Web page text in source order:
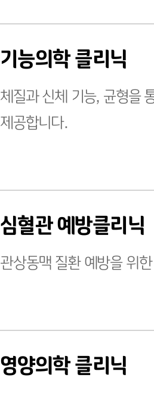
기능의학 클리닉
체질과 신체 기능, 균형을
제공합니다.
심혈관 예방클리닉
관상동맥 질환 예방을 위
영양의학 클리닉